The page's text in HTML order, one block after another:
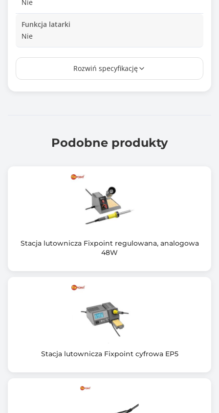
Nie
Funkcja latarki
Nie
Ilość baterii w zestawie
Ładowarka w zestawie
Zawiera baterię / akumulator
Informacje dodatkowe
Funkcje: wkręcanie, wiercenie, udar
Szybkozaciskowy uchwyt wiertarski
Dwa zakresy prędkości
Światło robocze
Wskaźnik poziomu naładowania akumulatora
Wskaźnik ładowania
Zabezpieczenie przed przypadkowym włączeniem
Wskaźnik poziomu naładowania akumulatora
Liczba zakresów momentu obrotowego: 20
Rozwiń specyfikację
Podobne produkty
Stacja lutownicza Fixpoint regulowana, analogowa
48W
Stacja lutownicza Fixpoint cyfrowa EP5